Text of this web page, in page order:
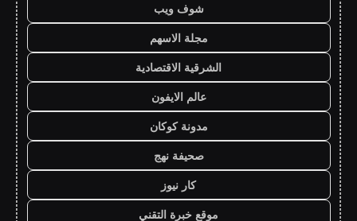
شوف ويب
مجلة الاسهم
الشرقية الاقتصادية
عالم الايفون
مدونة كوكان
صحيفة نهج
كار نيوز
موقع خبرة التقني